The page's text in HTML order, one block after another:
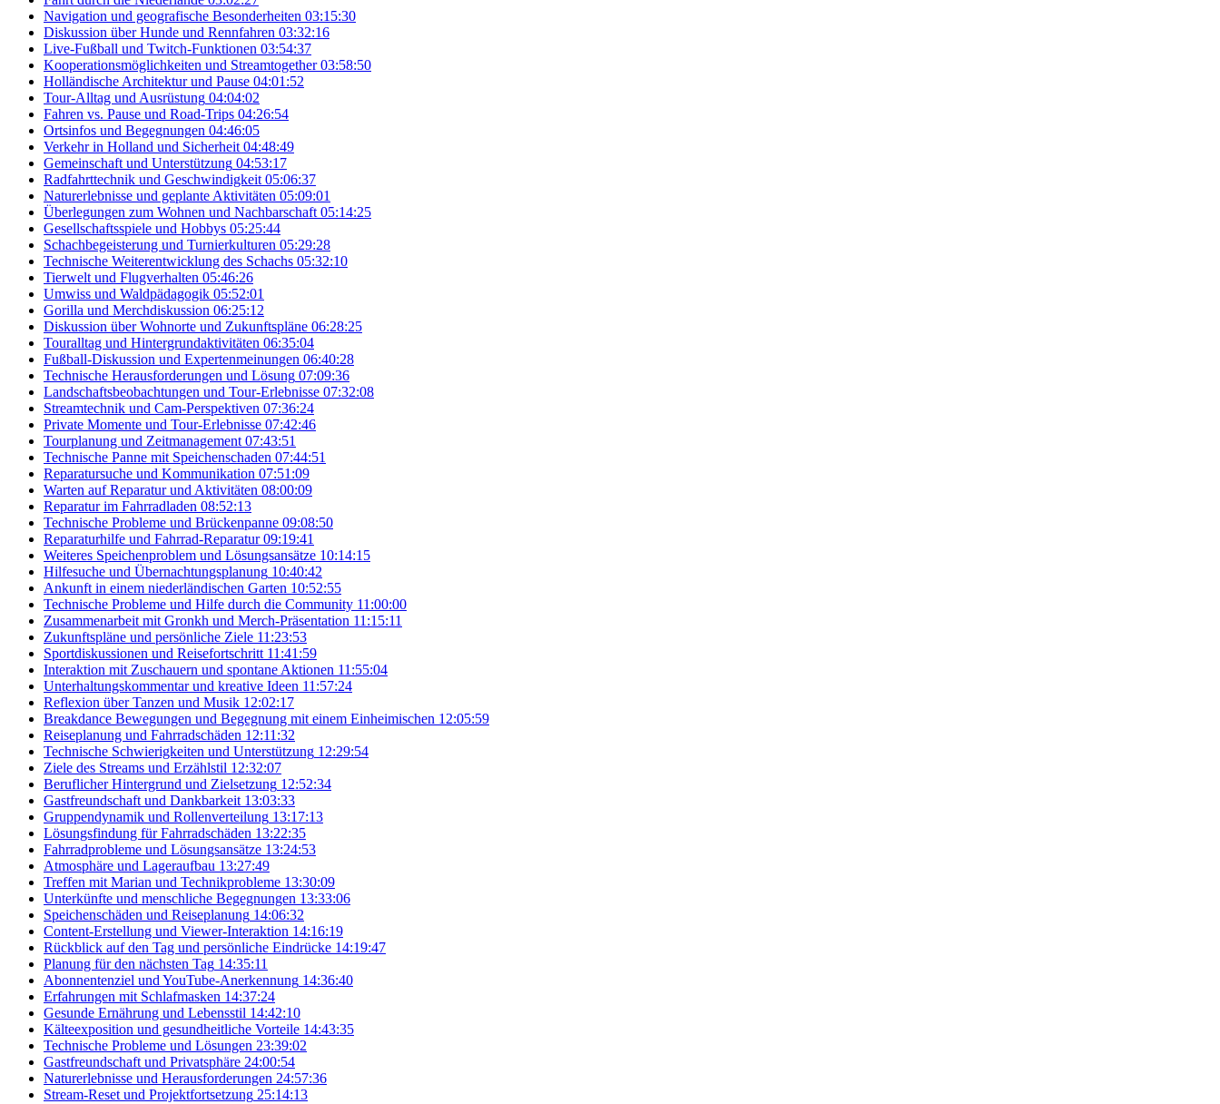
Navigation und geografische Besonderheiten 03:15:30
Diskussion über Hunde und Rennfahren 03:32:16
Live-Fußball und Twitch-Funktionen 03:54:37
Kooperationsmöglichkeiten und Streamtogether 03:58:50
Holländische Architektur und Pause 04:01:52
Tour-Alltag und Ausrüstung 04:04:02
Fahren vs. Pause und Road-Trips 04:26:54
Ortsinfos und Begegnungen 04:46:05
Verkehr in Holland und Sicherheit 04:48:49
Gemeinschaft und Unterstützung 04:53:17
Radfahrttechnik und Geschwindigkeit 05:06:37
Naturerlebnisse und geplante Aktivitäten 05:09:01
Überlegungen zum Wohnen und Nachbarschaft 05:14:25
Gesellschaftsspiele und Hobbys 05:25:44
Schachbegeisterung und Turnierkulturen 05:29:28
Technische Weiterentwicklung des Schachs 05:32:10
Tierwelt und Flugverhalten 05:46:26
Umwiss und Waldpädagogik 05:52:01
Gorilla und Merchdiskussion 06:25:12
Diskussion über Wohnorte und Zukunftspläne 06:28:25
Touralltag und Hintergrundaktivitäten 06:35:04
Fußball-Diskussion und Expertenmeinungen 06:40:28
Technische Herausforderungen und Lösung 07:09:36
Landschaftsbeobachtungen und Tour-Erlebnisse 07:32:08
Streamtechnik und Cam-Perspektiven 07:36:24
Private Momente und Tour-Erlebnisse 07:42:46
Tourplanung und Zeitmanagement 07:43:51
Technische Panne mit Speichenschaden 07:44:51
Reparatursuche und Kommunikation 07:51:09
Warten auf Reparatur und Aktivitäten 08:00:09
Reparatur im Fahrradladen 08:52:13
Technische Probleme und Brückenpanne 09:08:50
Reparaturhilfe und Fahrrad-Reparatur 09:19:41
Weiteres Speichenproblem und Lösungsansätze 10:14:15
Hilfesuche und Übernachtungsplanung 10:40:42
Ankunft in einem niederländischen Garten 10:52:55
Technische Probleme und Hilfe durch die Community 11:00:00
Zusammenarbeit mit Gronkh und Merch-Präsentation 11:15:11
Zukunftspläne und persönliche Ziele 11:23:53
Sportdiskussionen und Reisefortschritt 11:41:59
Interaktion mit Zuschauern und spontane Aktionen 11:55:04
Unterhaltungskommentar und kreative Ideen 11:57:24
Reflexion über Tanzen und Musik 12:02:17
Breakdance Bewegungen und Begegnung mit einem Einheimischen 12:05:59
Reiseplanung und Fahrradschäden 12:11:32
Technische Schwierigkeiten und Unterstützung 12:29:54
Ziele des Streams und Erzählstil 12:32:07
Beruflicher Hintergrund und Zielsetzung 12:52:34
Gastfreundschaft und Dankbarkeit 13:03:33
Gruppendynamik und Rollenverteilung 13:17:13
Lösungsfindung für Fahrradschäden 13:22:35
Fahrradprobleme und Lösungsansätze 13:24:53
Atmosphäre und Lageraufbau 13:27:49
Treffen mit Marian und Technikprobleme 13:30:09
Unterkünfte und menschliche Begegnungen 13:33:06
Speichenschäden und Reiseplanung 14:06:32
Content-Erstellung und Viewer-Interaktion 14:16:19
Rückblick auf den Tag und persönliche Eindrücke 14:19:47
Planung für den nächsten Tag 14:35:11
Abonnentenziel und YouTube-Anerkennung 14:36:40
Erfahrungen mit Schlafmasken 14:37:24
Gesunde Ernährung und Lebensstil 14:42:10
Kälteexposition und gesundheitliche Vorteile 14:43:35
Technische Probleme und Lösungen 23:39:02
Gastfreundschaft und Privatsphäre 24:00:54
Naturerlebnisse und Herausforderungen 24:57:36
Stream-Reset und Projektfortsetzung 25:14:13